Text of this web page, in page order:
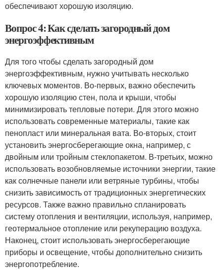
обеспечивают хорошую изоляцию.
Вопрос 4: Как сделать загородный дом
энергоэффективным
Для того чтобы сделать загородный дом
энергоэффективным, нужно учитывать несколько
ключевых моментов. Во-первых, важно обеспечить
хорошую изоляцию стен, пола и крыши, чтобы
минимизировать тепловые потери. Для этого можно
использовать современные материалы, такие как
пенопласт или минеральная вата. Во-вторых, стоит
установить энергосберегающие окна, например, с
двойным или тройным стеклопакетом. В-третьих, можно
использовать возобновляемые источники энергии, такие
как солнечные панели или ветряные турбины, чтобы
снизить зависимость от традиционных энергетических
ресурсов. Также важно правильно спланировать
систему отопления и вентиляции, используя, например,
геотермальное отопление или рекуперацию воздуха.
Наконец, стоит использовать энергосберегающие
приборы и освещение, чтобы дополнительно снизить
энергопотребление.